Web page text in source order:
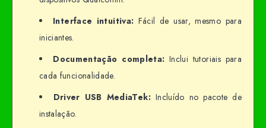
Interface intuitiva: Fácil de usar, mesmo para
iniciantes.
Documentação completa: Inclui tutoriais para
cada funcionalidade.
Driver USB MediaTek:Incluído no pacote de
instalação.